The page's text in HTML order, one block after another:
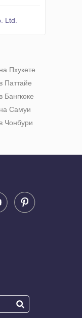
Ltd.
Пхукете
Паттайе
Бангкоке
Самуи
Чонбури